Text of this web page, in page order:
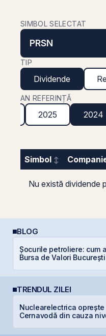
SIMBOL SELECTAT
PRSN
TIP
Dividende
AN REFERINȚĂ
2025 2024
Simbol
Nu există dividende
BLOG
Șocurile petroliere: cum
Bursa de Valori București
TRENDUL ZILEI
Nuclearelectrica
Cernavodă din cauza